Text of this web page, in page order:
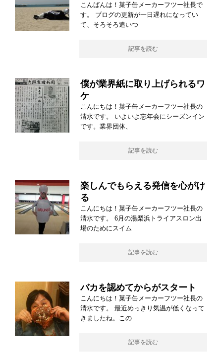
こんばんは！菓子缶メーカーフツー社長で
す。 ブログの更新が一日遅れになってい
て、そろそろ追いつ
記事を読む
僕が業界紙に取り上げられるワ
ケ
こんにちは！菓子缶メーカーフツー社長の
清水です。 いよいよ忘年会にシーズンイン
です。業界団体、
記事を読む
楽しんでもらえる発信を心がけ
る
こんにちは！菓子缶メーカーフツー社長の
清水です。 6月の湯梨浜トライアスロン出
場のためにスイム
記事を読む
バカを認めてからがスタート
こんにちは！菓子缶メーカーフツー社長の
清水です。 最近めっきり気温が低くなって
きましたね。この
記事を読む